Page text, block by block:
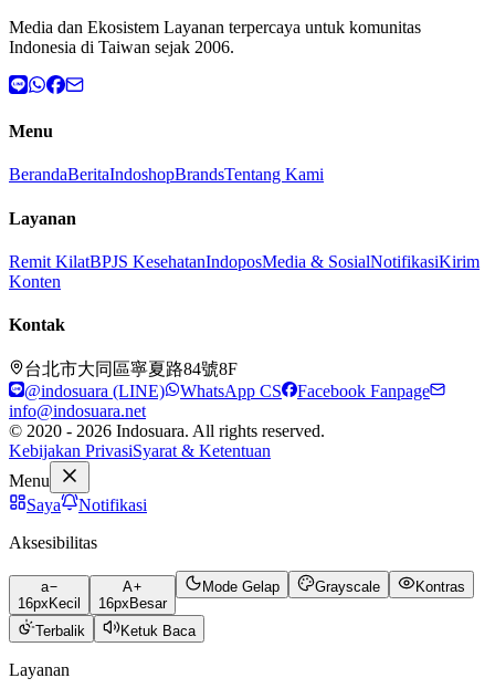
Media dan Ekosistem Layanan terpercaya untuk komunitas
Indonesia di Taiwan sejak 2006.
Menu
BerandaBeritaIndoshopBrandsTentang Kami
Layanan
Remit KilatBPJS KesehatanIndoposMedia & SosialNotifikasiKirim
Konten
Kontak
台北市大同區寧夏路84號8F
@indosuara (LINE)
WhatsApp CS
Facebook Fanpage
info@indosuara.net
© 2020 - 2026 Indosuara. All rights reserved.
Kebijakan PrivasiSyarat & Ketentuan
Menu
Saya
Notifikasi
Aksesibilitas
a
16px Kecil
A
16px Besar
Mode Gelap Grayscale Kontras
Terbalik Ketuk Baca
Layanan